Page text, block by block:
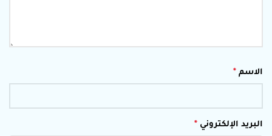
الاسم *
البريد الإلكتروني *